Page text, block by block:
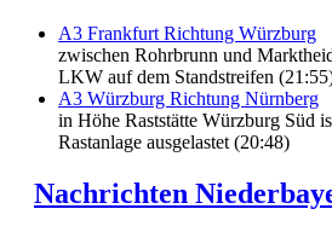
A3 Frankfurt Richtung Würzburg
zwischen Rohrbrunn und
LKW auf dem Standstreifen
A3 Würzburg Richtung Nürnberg
in Höhe Raststätte Würzburg Süd
Rastanlage ausgelastet (20:48)
Nachrichten